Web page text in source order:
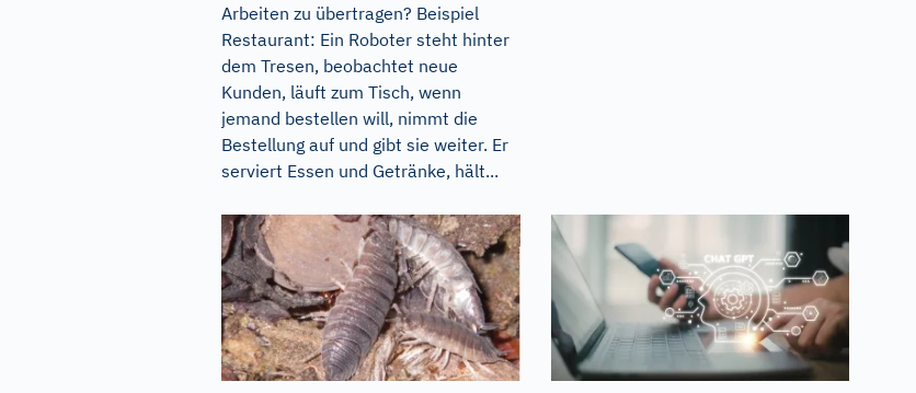
Arbeiten zu übertragen? Beispiel
Restaurant: Ein Roboter steht hinter
dem Tresen, beobachtet neue
Kunden, läuft zum Tisch, wenn
jemand bestellen will, nimmt die
Bestellung auf und gibt sie weiter. Er
serviert Essen und Getränke, hält...